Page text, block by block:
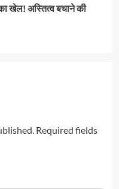
खेल! अस्तित्व बचाने की
Required fields